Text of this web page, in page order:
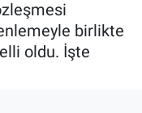
birlikte
oldu. İşte